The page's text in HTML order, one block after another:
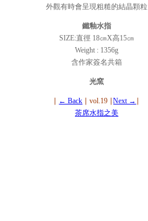
外觀有時會呈現粗糙的結晶顆粒
鐵釉水指
SIZE:直徑 18㎝X高15㎝
Weight : 1356g
含作家簽名共箱
光窯
← Back ∣ vol.19 ∣Next →
茶席水指之美